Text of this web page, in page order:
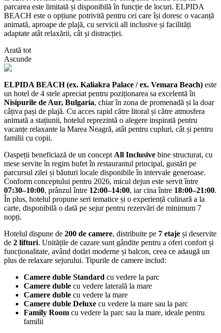
parcarea este limitată și disponibilă în funcție de locuri. ELPIDA
BEACH este o opțiune potrivită pentru cei care își doresc o vacanță
animată, aproape de plajă, cu servicii all inclusive și facilități
adaptate atât relaxării, cât și distracției.
Arată tot
Ascunde
ELPIDA BEACH (ex. Kaliakra Palace / ex. Vemara Beach) este
un hotel de 4 stele apreciat pentru poziționarea sa excelentă în
Nisipurile de Aur, Bulgaria, chiar în zona de promenadă și la doar
câțiva pași de plajă. Cu acces rapid către litoral și către atmosfera
animată a stațiunii, hotelul reprezintă o alegere inspirată pentru
vacanțe relaxante la Marea Neagră, atât pentru cupluri, cât și pentru
familii cu copii.
Oaspeții beneficiază de un concept All Inclusive bine structurat, cu
mese servite în regim bufet în restaurantul principal, gustări pe
parcursul zilei și băuturi locale disponibile în intervale generoase.
Conform conceptului pentru 2026, micul dejun este servit între
07:30–10:00, prânzul între 12:00–14:00, iar cina între 18:00–21:00.
În plus, hotelul propune seri tematice și o experiență culinară a la
carte, disponibilă o dată pe sejur pentru rezervări de minimum 7
nopți.
Hotelul dispune de 200 de camere, distribuite pe 7 etaje și deservite
de 2 lifturi. Unitățile de cazare sunt gândite pentru a oferi confort și
funcționalitate, având dotări moderne și balcon, ceea ce adaugă un
plus de relaxare sejurului. Tipurile de camere includ:
Camere duble Standard cu vedere la parc
Camere duble cu vedere laterală la mare
Camere duble cu vedere la mare
Camere duble Deluxe cu vedere la mare sau la parc
Family Room cu vedere la parc sau la mare, ideale pentru
familii